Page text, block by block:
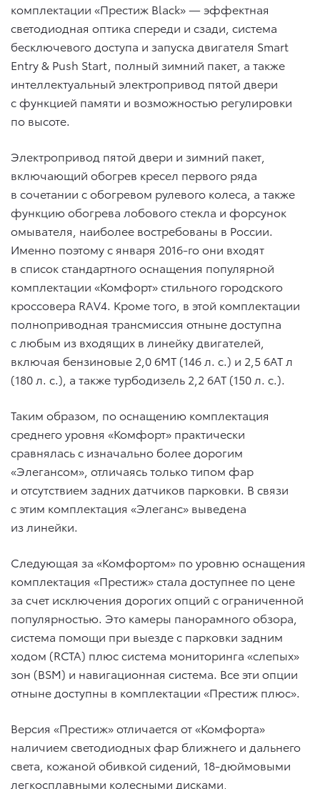
комплектации «Престиж Black» — эффектная
светодиодная оптика спереди и сзади, система
бесключевого доступа и запуска двигателя Smart
Entry & Push Start, полный зимний пакет, а также
интеллектуальный электропривод пятой двери
с функцией памяти и возможностью регулировки
по высоте.
Электропривод пятой двери и зимний пакет,
включающий обогрев кресел первого ряда
в сочетании с обогревом рулевого колеса, а также
функцию обогрева лобового стекла и форсунок
омывателя, наиболее востребованы в России.
Именно поэтому с января 2016-го они входят
в список стандартного оснащения популярной
комплектации «Комфорт» стильного городского
кроссовера RAV4. Кроме того, в этой комплектации
полноприводная трансмиссия отныне доступна
с любым из входящих в линейку двигателей,
включая бензиновые 2,0 6МТ (146 л. с.) и 2,5 6АТ л
(180 л. с.), а также турбодизель 2,2 6АТ (150 л. с.).
Таким образом, по оснащению комплектация
среднего уровня «Комфорт» практически
сравнялась с изначально более дорогим
«Элегансом», отличаясь только типом фар
и отсутствием задних датчиков парковки. В связи
с этим комплектация «Элеганс» выведена
из линейки.
Следующая за «Комфортом» по уровню оснащения
комплектация «Престиж» стала доступнее по цене
за счет исключения дорогих опций с ограниченной
популярностью. Это камеры панорамного обзора,
система помощи при выезде с парковки задним
ходом (RCTA) плюс система мониторинга «слепых»
зон (BSM) и навигационная система. Все эти опции
отныне доступны в комплектации «Престиж плюс».
Версия «Престиж» отличается от «Комфорта»
наличием светодиодных фар ближнего и дальнего
света, кожаной обивкой сидений, 18-дюймовыми
легкосплавными колесными дисками,